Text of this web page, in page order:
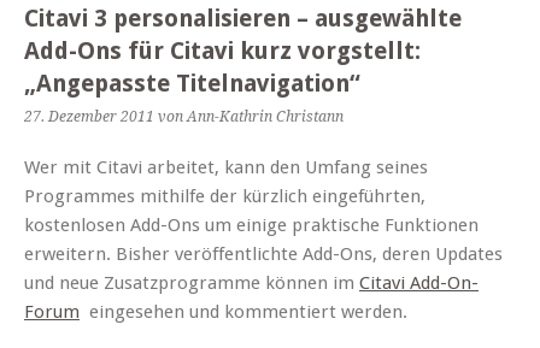
Citavi 3 personalisieren – ausgewählte
Add-Ons für Citavi kurz vorgstellt:
„Angepasste Titelnavigation“
27. Dezember 2011 von Ann-Kathrin Christann
Wer mit Citavi arbeitet, kann den Umfang seines
Programmes mithilfe der kürzlich eingeführten,
kostenlosen Add-Ons um einige praktische Funktionen
erweitern. Bisher veröffentlichte Add-Ons, deren Updates
und neue Zusatzprogramme können im Citavi Add-On-
Forum eingesehen und kommentiert werden.